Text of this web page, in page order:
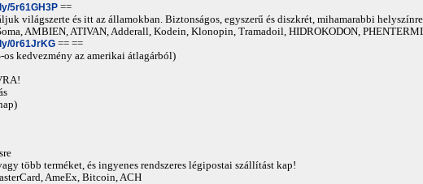
5r61GH3P ==
világszerte és itt az államokban. Biztonságos, egyszerű és diszkrét, mihamarabbi
AMBIEN, ATIVAN, Adderall, Kodein, Klonopin, Tramadoil, HIDROKODON,
0r61JrKG == ==
kedvezmény az amerikai átlagárból)
több terméket, és ingyenes rendszeres légipostai szállítást kap!
AmeEx, Bitcoin, ACH